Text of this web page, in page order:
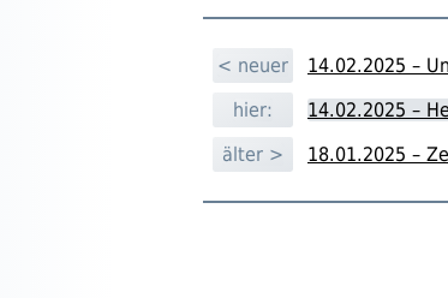
< neuer
14.02.2025 –
hier:
14.02.2025 –
älter >
18.01.2025 –